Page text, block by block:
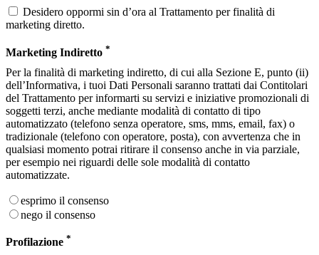
Desidero oppormi sin d’ora al Trattamento per finalità di
marketing diretto.
Marketing Indiretto *
Per la finalità di marketing indiretto, di cui alla Sezione E, punto (ii)
dell’Informativa, i tuoi Dati Personali saranno trattati dai Contitolari
del Trattamento per informarti su servizi e iniziative promozionali di
soggetti terzi, anche mediante modalità di contatto di tipo
automatizzato (telefono senza operatore, sms, mms, email, fax) o
tradizionale (telefono con operatore, posta), con avvertenza che in
qualsiasi momento potrai ritirare il consenso anche in via parziale,
per esempio nei riguardi delle sole modalità di contatto
automatizzate.
esprimo il consenso
nego il consenso
Profilazione *